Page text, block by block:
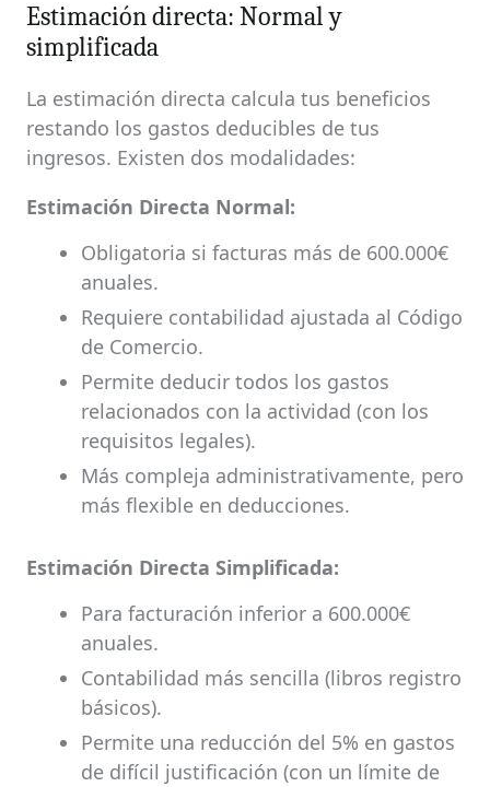
Estimación directa: Normal y
simplificada
La estimación directa calcula tus beneficios
restando los gastos deducibles de tus
ingresos. Existen dos modalidades:
Estimación Directa Normal:
Obligatoria si facturas más de 600.000€
anuales.
Requiere contabilidad ajustada al Código
de Comercio.
Permite deducir todos los gastos
relacionados con la actividad (con los
requisitos legales).
Más compleja administrativamente, pero
más flexible en deducciones.
Estimación Directa Simplificada:
Para facturación inferior a 600.000€
anuales.
Contabilidad más sencilla (libros registro
básicos).
Permite una reducción del 5% en gastos
de difícil justificación (con un límite de